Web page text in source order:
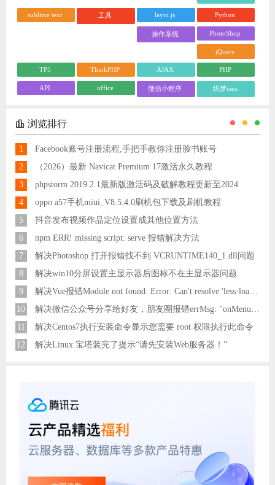
sublime text 工具 layui.js Python
操作系统 PhotoShop
jQuery
TP5 ThinkPHP AJAX PHP
API office 微信小程序 织梦cms
浏览排行
1
Facebook账号注册流程,手把手教你注册脸书账号
2
（2026）最新 Navicat Premium 17激活永久教程
3
phpstorm 2019.2.1最新版激活码及破解教程更新至2024
4
oppo a57手机miui_V8.5.4.0刷机包下载及刷机教程
5
抖音发布视频作品定位设置成其他位置方法
6
npm ERR! missing script: serve 报错解决方法
7
解决Photoshop 打开报错找不到 VCRUNTIME140_1.dll问题
8
解决win10分屏设置主显示器后图标不在主显示器问题
9
解决Vue报错Module not found: Error: Can't resolve 'less-loader' in 'C:\Users\Hm\Desktop\vue\vue_shop'问题
10
解决微信公众号分享给好友，朋友圈报错errMsg: "onMenuShareAppMessage:fail, the permission value is offline verifying"
11
解决Centos7执行安装命令显示您需要 root 权限执行此命令
12
解决Linux 宝塔装完了提示“请先安装Web服务器！”